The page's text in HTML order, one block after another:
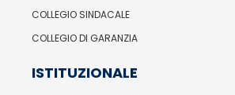
COLLEGIO SINDACALE
COLLEGIO DI GARANZIA
ISTITUZIONALE